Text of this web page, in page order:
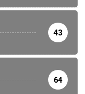
43
64